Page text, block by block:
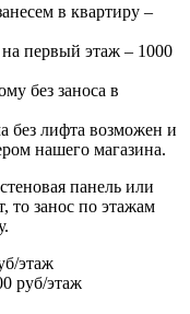
в квартиру –
первый этаж – 1000
без заноса в
без лифта возможен и
нашего магазина.
панель или
то занос по этажам
этаж
руб/этаж